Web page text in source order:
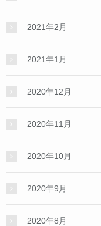
2021年2月
2021年1月
2020年12月
2020年11月
2020年10月
2020年9月
2020年8月